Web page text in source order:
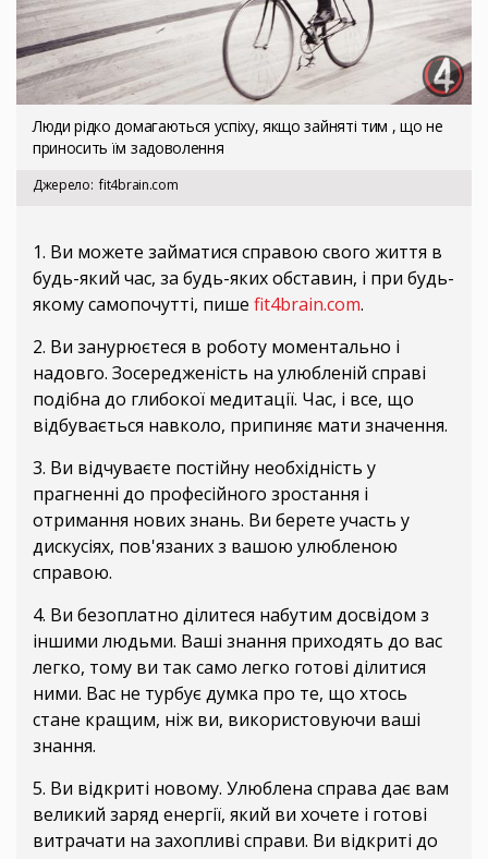
Люди рідко домагаються успіху, якщо зайняті тим , що не
приносить їм задоволення
Джерело fit4brain.com
1. Ви можете займатися справою свого життя в
будь-який час, за будь-яких обставин, і при будь-
якому самопочутті, пише fit4brain.com.
2. Ви занурюєтеся в роботу моментально і
надовго. Зосередженість на улюбленій справі
подібна до глибокої медитації. Час, і все, що
відбувається навколо, припиняє мати значення.
3. Ви відчуваєте постійну необхідність у
прагненні до професійного зростання і
отримання нових знань. Ви берете участь у
дискусіях, пов'язаних з вашою улюбленою
справою.
4. Ви безоплатно ділитеся набутим досвідом з
іншими людьми. Ваші знання приходять до вас
легко, тому ви так само легко готові ділитися
ними. Вас не турбує думка про те, що хтось
стане кращим, ніж ви, використовуючи ваші
знання.
5. Ви відкриті новому. Улюблена справа дає вам
великий заряд енергії, який ви хочете і готові
витрачати на захопливі справи. Ви відкриті до